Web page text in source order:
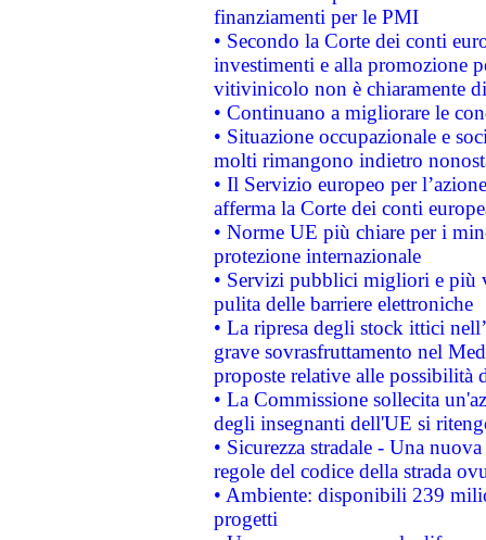
finanziamenti per le PMI
• Secondo la Corte dei conti
investimenti e alla promozione
vitivinicolo non è chiaramente
• Continuano a migliorare le
• Situazione occupazionale e
molti rimangono indietro
• Il Servizio europeo per
afferma la Corte dei conti
• Norme UE più chiare per i
protezione internazionale
• Servizi pubblici migliori e più
pulita delle barriere elettroniche
• La ripresa degli stock ittici
grave sovrasfruttamento nel
proposte relative alle possibilità
• La Commissione sollecita
degli insegnanti dell'UE si
• Sicurezza stradale - Una
regole del codice della strada
• Ambiente: disponibili 239
progetti